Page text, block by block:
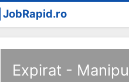
JobRapid.ro
Expirat -